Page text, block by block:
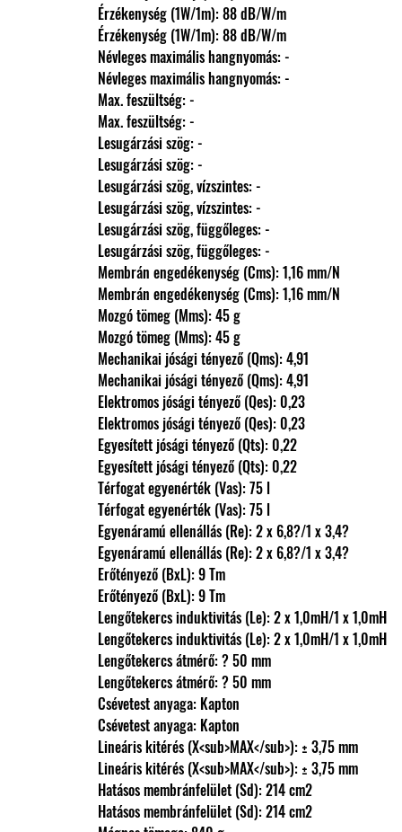
                Érzékenység (1W/1m): 88 dB/W/m
                Érzékenység (1W/1m): 88 dB/W/m
                Névleges maximális hangnyomás: -
                Névleges maximális hangnyomás: -
                Max. feszültség: -
                Max. feszültség: -
                Lesugárzási szög: -
                Lesugárzási szög: -
                Lesugárzási szög, vízszintes: -
                Lesugárzási szög, vízszintes: -
                Lesugárzási szög, függőleges: -
                Lesugárzási szög, függőleges: -
                Membrán engedékenység (Cms): 1,16 mm/N
                Membrán engedékenység (Cms): 1,16 mm/N
                Mozgó tömeg (Mms): 45 g
                Mozgó tömeg (Mms): 45 g
                Mechanikai jósági tényező (Qms): 4,91
                Mechanikai jósági tényező (Qms): 4,91
                Elektromos jósági tényező (Qes): 0,23
                Elektromos jósági tényező (Qes): 0,23
                Egyesített jósági tényező (Qts): 0,22
                Egyesített jósági tényező (Qts): 0,22
                Térfogat egyenérték (Vas): 75 l
                Térfogat egyenérték (Vas): 75 l
                Egyenáramú ellenállás (Re): 2 x 6,8?/1 x 3,4?
                Egyenáramú ellenállás (Re): 2 x 6,8?/1 x 3,4?
                Erőtényező (BxL): 9 Tm
                Erőtényező (BxL): 9 Tm
                Lengőtekercs induktivitás (Le): 2 x 1,0mH/1 x 1,0mH
                Lengőtekercs induktivitás (Le): 2 x 1,0mH/1 x 1,0mH
                Lengőtekercs átmérő: ? 50 mm
                Lengőtekercs átmérő: ? 50 mm
                Csévetest anyaga: Kapton
                Csévetest anyaga: Kapton
                Lineáris kitérés (X<sub>MAX</sub>): ± 3,75 mm
                Lineáris kitérés (X<sub>MAX</sub>): ± 3,75 mm
                Hatásos membránfelület (Sd): 214 cm2
                Hatásos membránfelület (Sd): 214 cm2